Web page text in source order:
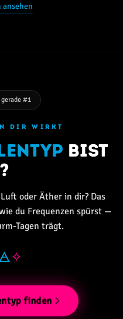
ansehen
#1
DIR WIRKT
bist
oder Äther in dir? Das
du Frequenzen spürst —
Tagen trägt.
✧
finden